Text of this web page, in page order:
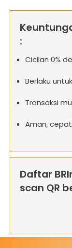
:
Cicilan 0%
Berlaku
Transaksi
Aman,
Daftar
scan QR